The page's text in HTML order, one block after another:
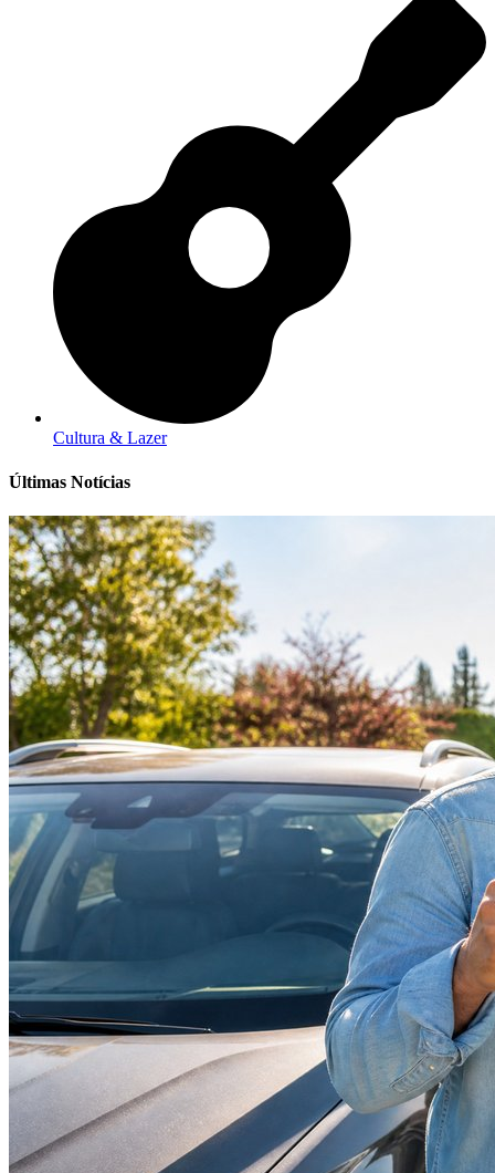
Cultura & Lazer
Últimas Notícias